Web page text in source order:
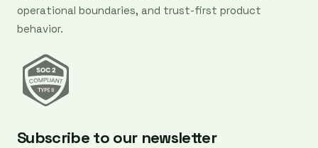
operational boundaries, and trust-first product
behavior.
Subscribe to our newsletter